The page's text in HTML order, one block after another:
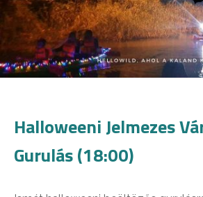
Halloweeni Jelmezes
Gurulás (18:00)